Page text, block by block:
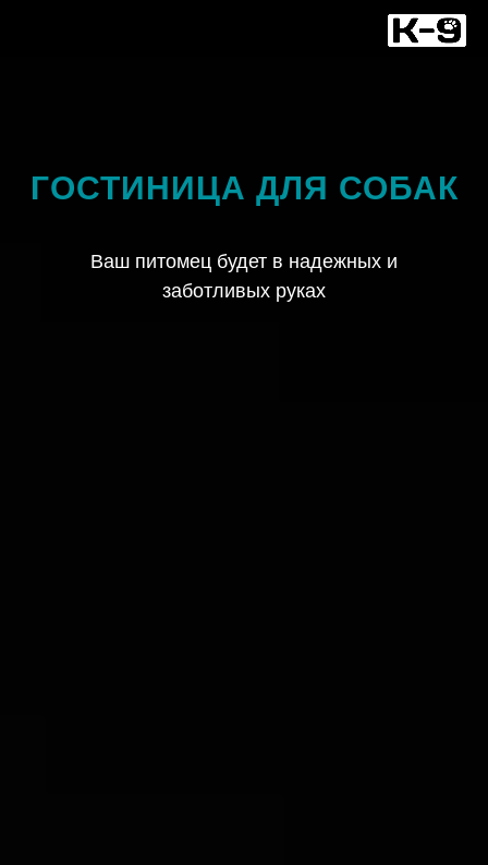
ГОСТИНИЦА ДЛЯ СОБАК
Ваш питомец будет в надежных и
заботливых руках